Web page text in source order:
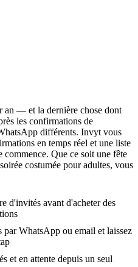
an — et la dernière chose dont
les confirmations de
différents. Invyt vous
en temps réel et une liste
Que ce soit une fête
costumée pour adultes, vous
d'invités avant d'acheter des
WhatsApp ou email et laissez
et en attente depuis un seul